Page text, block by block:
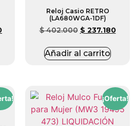
Reloj Casio RETRO
(LA680WGA-1DF)
$402.000 $ 237.180
Añadir al carrito
¡Oferta!